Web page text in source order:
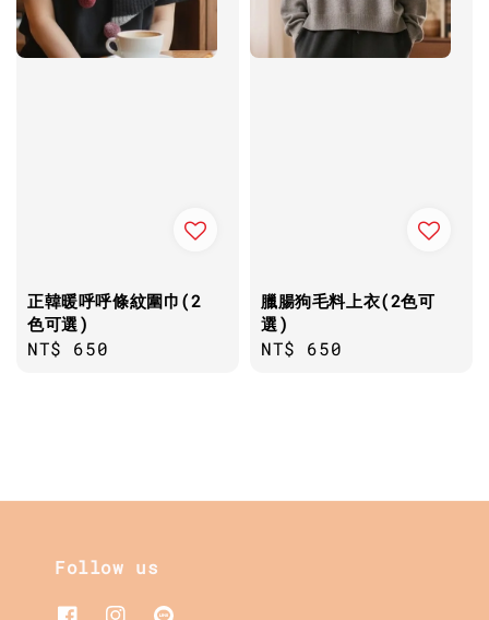
正韓暖呼呼條紋圍巾(2
色可選)
Regular
NT$ 650
臘腸狗毛料上衣(2色可
選)
Regular
NT$ 650
Follow us